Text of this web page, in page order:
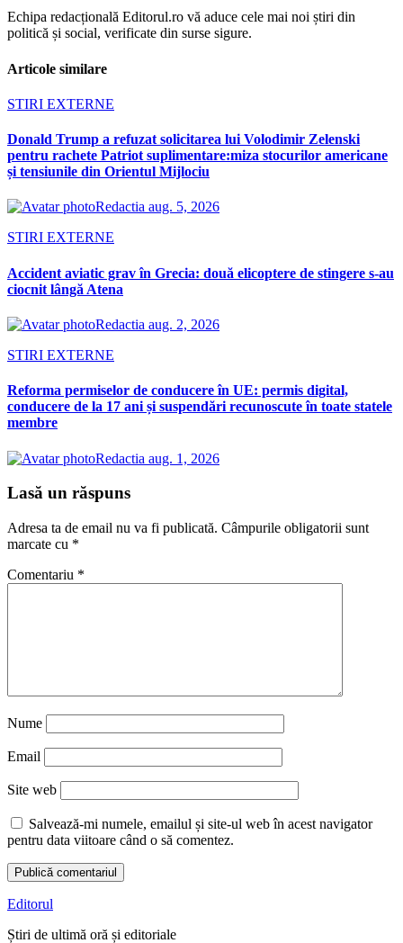
Echipa redacțională Editorul.ro vă aduce cele mai noi știri din
politică și social, verificate din surse sigure.
Articole similare
STIRI EXTERNE
Donald Trump a refuzat solicitarea lui Volodimir Zelenski
pentru rachete Patriot suplimentare:miza stocurilor americane
și tensiunile din Orientul Mijlociu
Redactia aug. 5, 2026
STIRI EXTERNE
Accident aviatic grav în Grecia: două elicoptere de stingere s-au
ciocnit lângă Atena
Redactia aug. 2, 2026
STIRI EXTERNE
Reforma permiselor de conducere în UE: permis digital,
conducere de la 17 ani și suspendări recunoscute în toate statele
membre
Redactia aug. 1, 2026
Lasă un răspuns
Adresa ta de email nu va fi publicată. Câmpurile obligatorii sunt
marcate cu *
Comentariu *
Nume
Email
Site web
Salvează-mi numele, emailul și site-ul web în acest navigator
pentru data viitoare când o să comentez.
Editorul
Știri de ultimă oră și editoriale